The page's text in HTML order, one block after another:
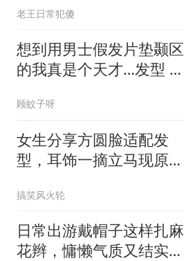
老王日常犯傻
想到用男士假发片垫颞区
的我真是个天才…发型 头
顾蚊子呀
女生分享方圆脸适配发
型，耳饰一摘立马现原
搞笑风火轮
日常出游戴帽子这样扎麻
花辫，慵懒气质又结实，